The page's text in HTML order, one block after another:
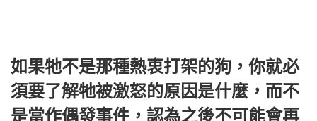
如果牠不是那種熱衷打架的狗，你就必
須要了解牠被激怒的原因是什麼，而不
是當作偶發事件，認為之後不可能會再